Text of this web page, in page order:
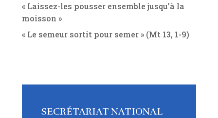
« Laissez-les pousser ensemble jusqu’à la
moisson »
« Le semeur sortit pour semer » (Mt 13, 1-9)
SECRÉTARIAT NATIONAL